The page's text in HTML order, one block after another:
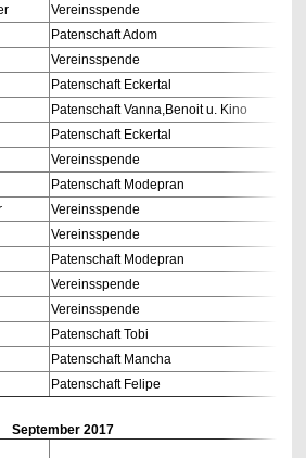
Vereinsspende
Patenschaft Adom
Vereinsspende
Patenschaft Eckertal
Patenschaft Vanna,Benoit u. Kino
Patenschaft Eckertal
Vereinsspende
Patenschaft Modepran
Vereinsspende
Vereinsspende
Patenschaft Modepran
Vereinsspende
Vereinsspende
Patenschaft Tobi
Patenschaft Mancha
Patenschaft Felipe
September 2017